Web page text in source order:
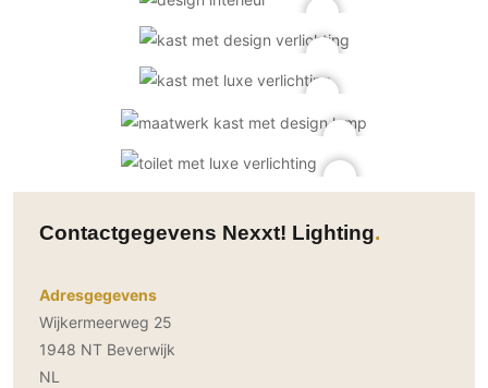
Contactgegevens Nexxt! Lighting
Adresgegevens
Wijkermeerweg 25
1948 NT Beverwijk
NL